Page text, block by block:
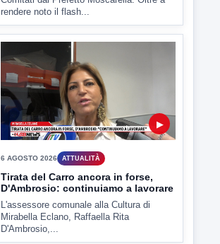
Tirata del Carro ancora in forse,
D'Ambrosio: continuiamo a lavorare
L'assessore comunale alla Cultura di
Mirabella Eclano, Raffaella Rita
D'Ambrosio,...